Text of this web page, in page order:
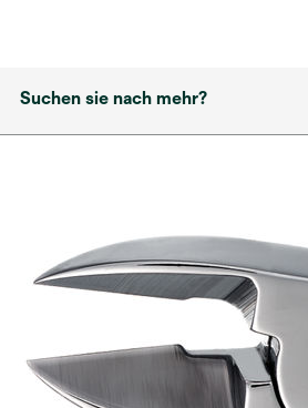
Suchen sie nach mehr?